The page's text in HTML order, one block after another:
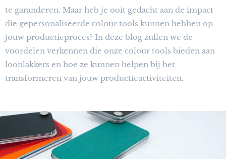
te garanderen. Maar heb je ooit gedacht aan de impact
die gepersonaliseerde colour tools kunnen hebben op
jouw productieproces? In deze blog zullen we de
voordelen verkennen die onze colour tools bieden aan
loonlakkers en hoe ze kunnen helpen bij het
transformeren van jouw productieactiviteiten.